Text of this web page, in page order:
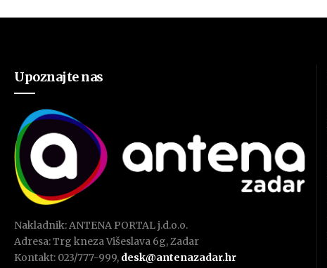
Upoznajte nas
Nakladnik: ANTENA PORTAL j.d.o.o.
Adresa: Trg kneza Višeslava 6g, Zadar
Kontakt: 023/777-999, desk@antenazadar.hr